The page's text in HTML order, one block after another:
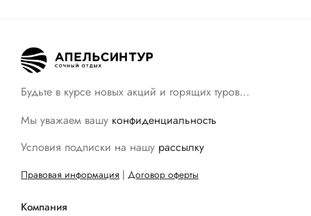
Будьте в курсе новых акций и горящих туров…
Мы уважаем вашу конфиденциальность
Условия подписки на нашу рассылку
Правовая информация | Договор оферты
Компания